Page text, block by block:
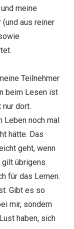
meine
(und aus reiner
Teilnehmer
beim Lesen ist
dort.
Leben noch mal
hätte. Das
geht, wenn
gilt übrigens
für das Lernen.
Gibt es so
mir, sondern
haben, sich